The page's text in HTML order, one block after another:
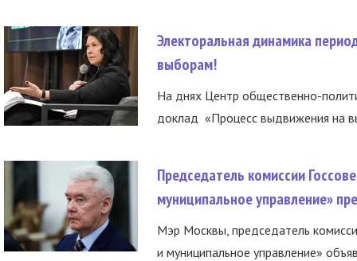
Электоральная динамика
выборам!
На днях Центр общественно-
доклад «Процесс выдвижения на
Председатель комиссии
муниципальное управление»
Мэр Москвы, председатель
и муниципальное управление»